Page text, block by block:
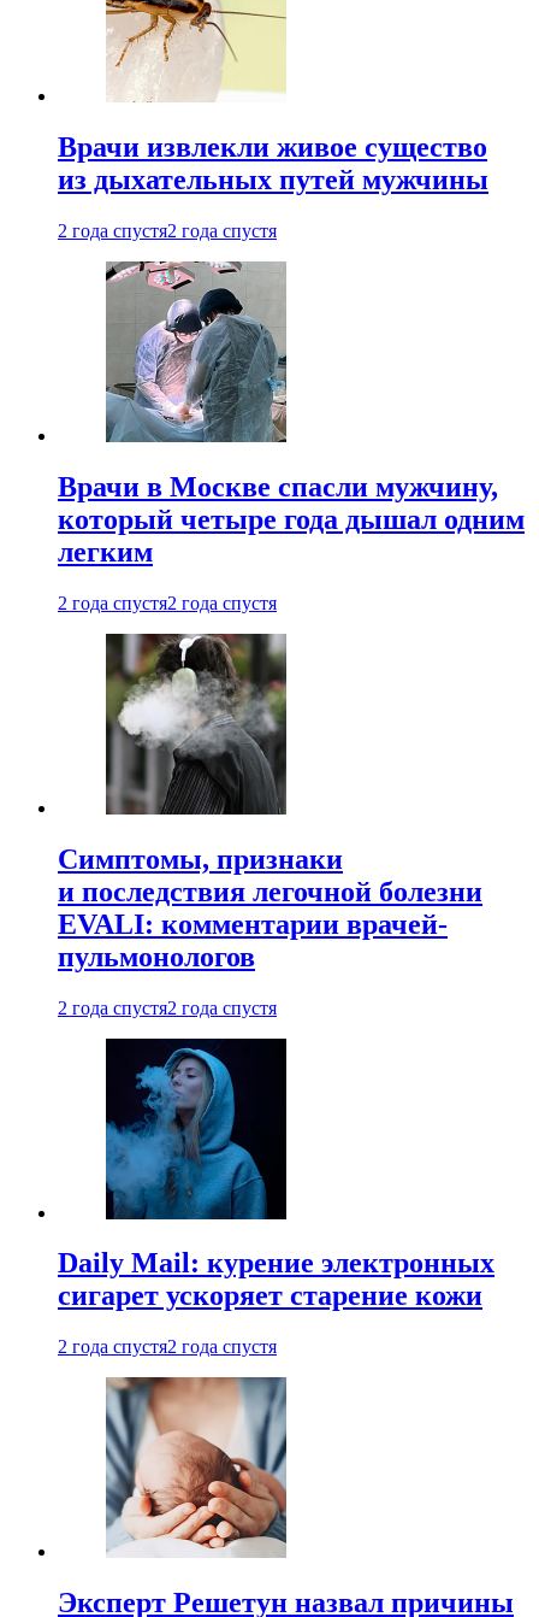
Врачи извлекли живое существо
из дыхательных путей мужчины
2 года спустя2 года спустя
Врачи в Москве спасли мужчину,
который четыре года дышал одним
легким
2 года спустя2 года спустя
Симптомы, признаки
и последствия легочной болезни
EVALI: комментарии врачей-
пульмонологов
2 года спустя2 года спустя
Daily Mail: курение электронных
сигарет ускоряет старение кожи
2 года спустя2 года спустя
Эксперт Решетун назвал причины